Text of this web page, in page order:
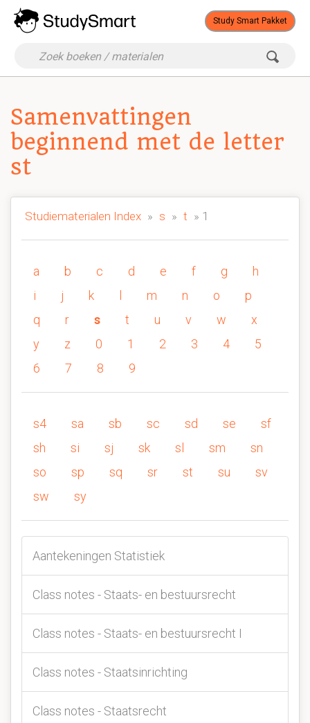
Study Smart Pakket
Samenvattingen
beginnend met de letter
st
Studiematerialen Index » s » t » 1
a b c d e f g
h
i
j k m n o
p
q
r s t u v w
x
y
z 0 1 2 3 4
5
6
7 8 9
s4 sa sb sc sd se
sf
sh
si sj sk sl sm
sn
so
sp sq sr st su
sv
sw
sy
Aantekeningen Statistiek
Class notes - Staats- en bestuursrecht
Class notes - Staats- en bestuursrecht I
Class notes - Staatsinrichting
Class notes - Staatsrecht